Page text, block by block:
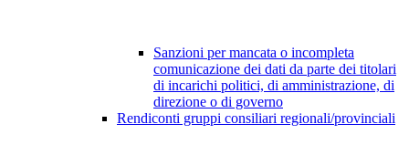
Sanzioni per mancata o incompleta
comunicazione dei dati da parte dei titolari
di incarichi politici, di amministrazione, di
direzione o di governo
Rendiconti gruppi consiliari regionali/provinciali